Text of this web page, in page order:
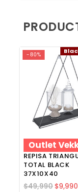
-80%
Outlet
REPISA
TOTAL BLACK
37X10X40
$49,990 $9,990